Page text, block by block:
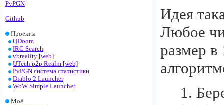
PvPGN
Github
Проекты
QDoom
IRC Search
vbreality [web]
UTech p2p Realm [web]
PvPGN система статистики
Diablo 2 Launcher
WoW Simple Launcher
Моё
Идея
Любое
размер
1.